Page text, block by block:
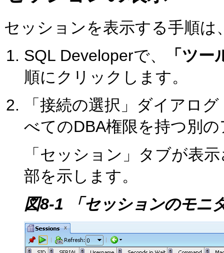
セッションを表示する手順は
SQL Developerで、
「ツー
順にクリックします。
「接続の選択」ダイアロ
べてのDBA権限を持つ別
「セッション」タブが表
部を示します。
図8-1 「セッションのモニ